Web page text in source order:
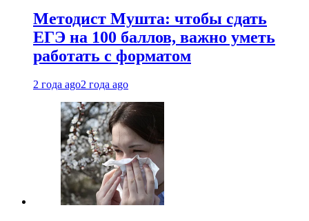
Методист Мушта: чтобы сдать
ЕГЭ на 100 баллов, важно уметь
работать с форматом
2 года ago2 года ago